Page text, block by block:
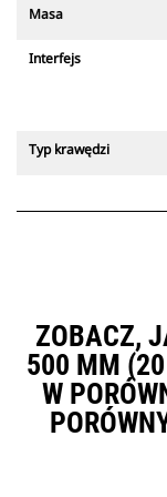
Masa
Interfejs
Typ krawędzi
ZOBACZ,
500 MM
W